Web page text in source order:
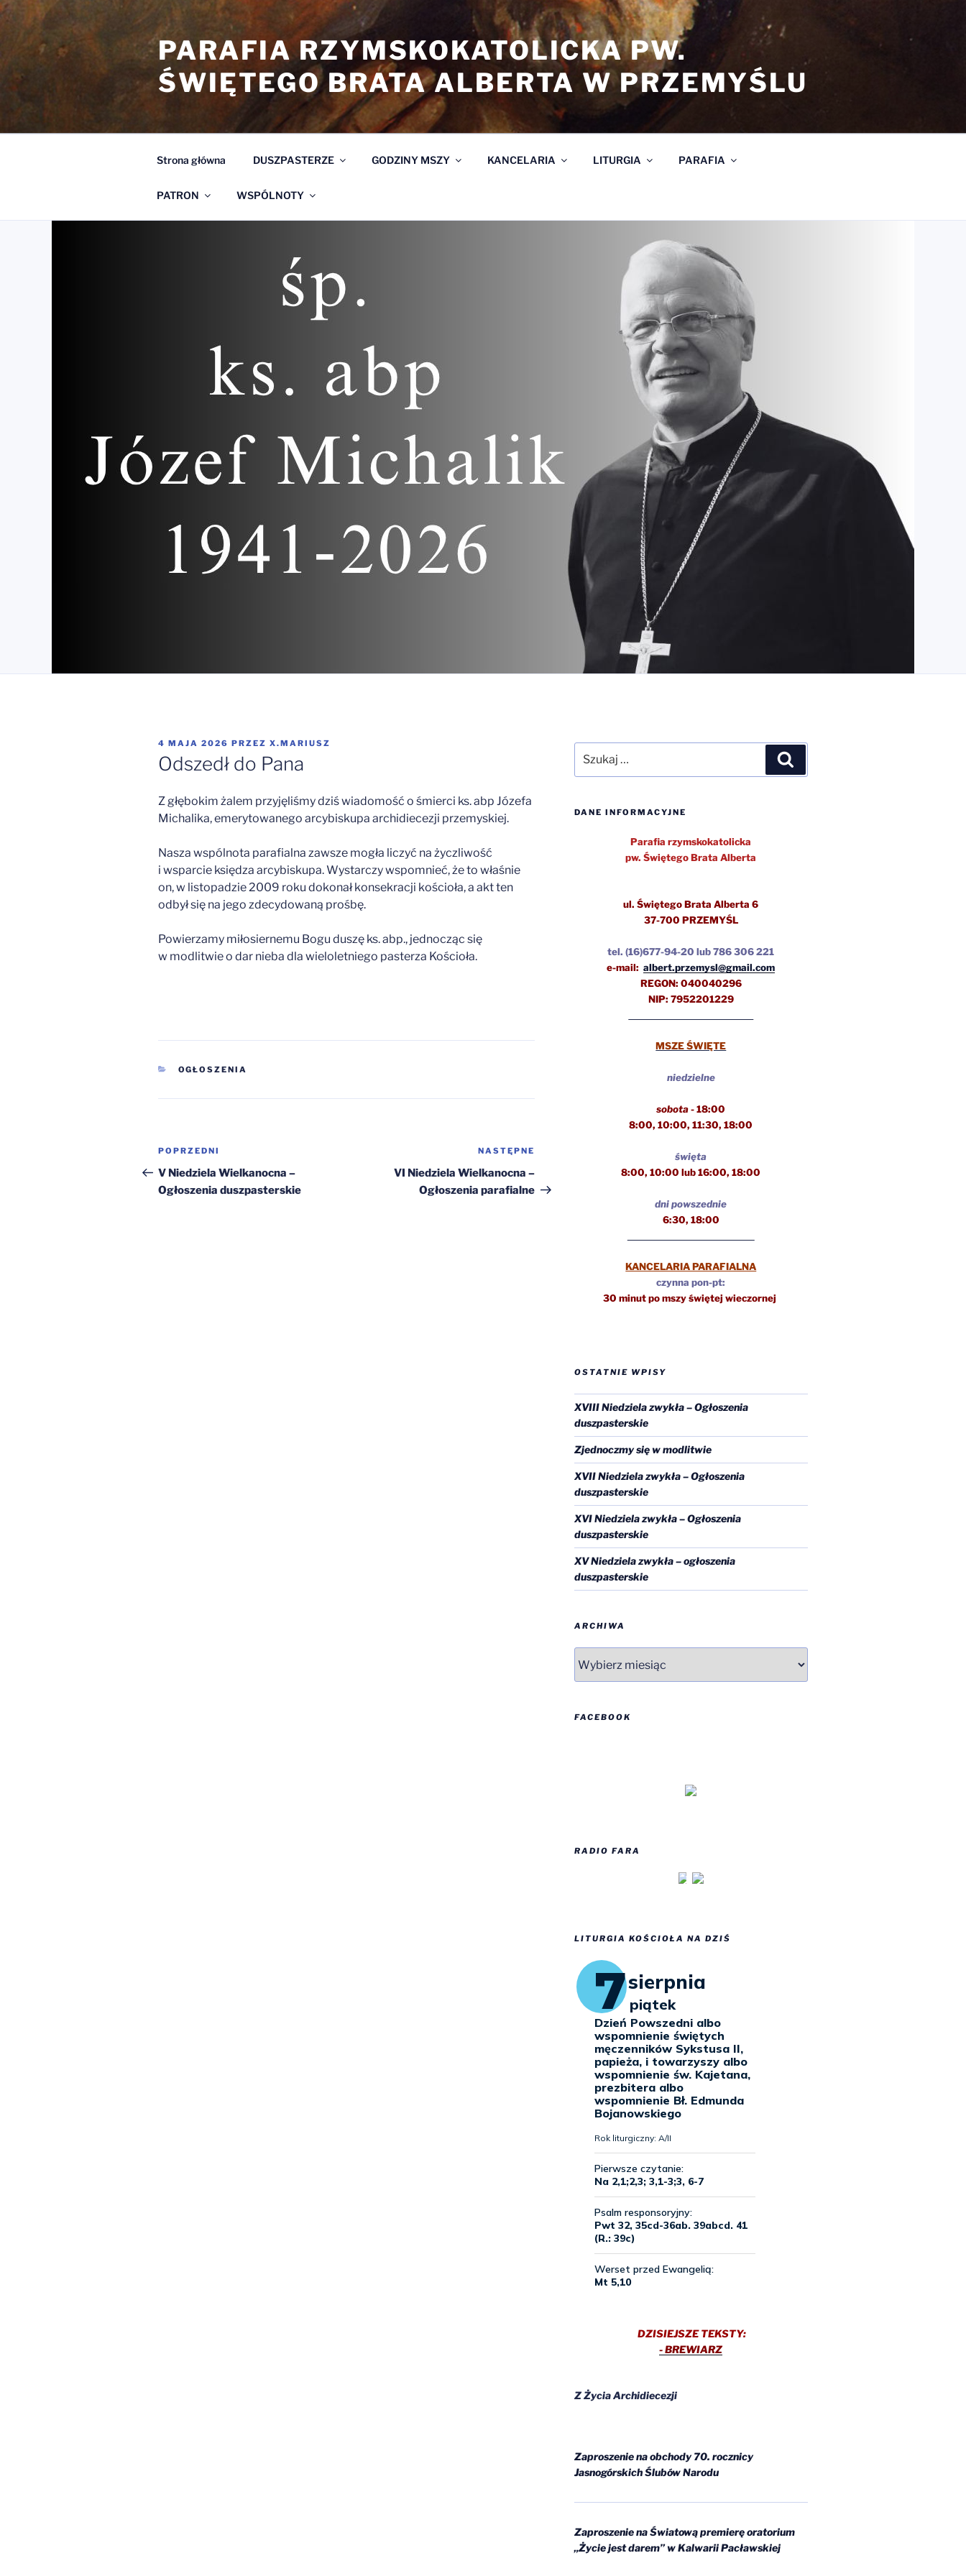
Przejdź
PARAFIA RZYMSKOKATOLICKA PW.
ŚWIĘTEGO BRATA ALBERTA W PRZEMYŚLU
Strona główna DUSZPASTERZE GODZINY MSZY KANCELARIA LITURGIA PARAFIA
PATRON WSPÓLNOTY
OPUBLIKOWANE
W
4 MAJA 2026 PRZEZ X.MARIUSZ
Odszedł do Pana
Z głębokim żalem przyjęliśmy dziś wiadomość o śmierci ks. abp Józefa
Michalika, emerytowanego arcybiskupa archidiecezji przemyskiej.
Nasza wspólnota parafialna zawsze mogła liczyć na życzliwość
i wsparcie księdza arcybiskupa. Wystarczy wspomnieć, że to właśnie
on, w listopadzie 2009 roku dokonał konsekracji kościoła, a akt ten
odbył się na jego zdecydowaną prośbę.
Powierzamy miłosiernemu Bogu duszę ks. abp., jednocząc się
w modlitwie o dar nieba dla wieloletniego pasterza Kościoła.
KATEGORIE
OGŁOSZENIA
Nawigacja
wpisu
Poprzedni
wpis
POPRZEDNI
V Niedziela Wielkanocna –
Ogłoszenia duszpasterskie
wpis
NASTĘPNE
VI Niedziela Wielkanocna –
Ogłoszenia parafialne
DANE INFORMACYJNE
Parafia rzymskokatolicka
pw.Świętego Brata Alberta
ul.Świętego Brata Alberta 6
37-700 PRZEMYŚL
tel.(16)677-94-20 lub 786 306 221
e-mail: albert.przemysl@gmail.com
REGON: 040040296
NIP: 7952201229
MSZE ŚWIĘTE
niedzielne
sobota- 18:00
8:00, 10:00, 11:30,18:00
święta
8:00, 10:00 lub 16:00, 18:00
dni powszednie
6:30, 18:00
KANCELARIA PARAFIALNA
czynna pon-pt:
30 minut po mszy świętej wieczornej
OSTATNIE WPISY
XVIII Niedziela zwykła – Ogłoszenia
duszpasterskie
Zjednoczmy się w modlitwie
XVII Niedziela zwykła – Ogłoszenia
duszpasterskie
XVI Niedziela zwykła – Ogłoszenia
duszpasterskie
XV Niedziela zwykła – ogłoszenia
duszpasterskie
ARCHIWA
FACEBOOK
RADIO FARA
LITURGIA KOŚCIOŁA NA DZIŚ
DZISIEJSZE TEKSTY:
- BREWIARZ
Z Życia Archidiecezji
Zaproszenie na obchody 70. rocznicy
Jasnogórskich Ślubów Narodu
Zaproszenie na Światową premierę oratorium
„Życie jest darem” w Kalwarii Pacławskiej